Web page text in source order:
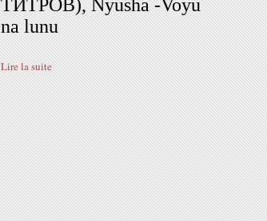
ТИТРОВ), Nyusha -Voyu
na lunu‬
Lire la suite